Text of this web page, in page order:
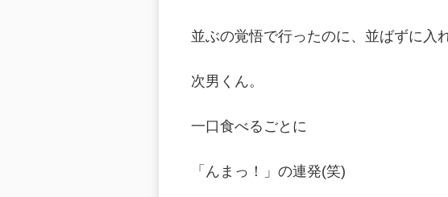
並ぶの覚悟で行ったのに、並ばずに入
次男くん。
一口食べるごとに
「んまっ！」の連発(笑)